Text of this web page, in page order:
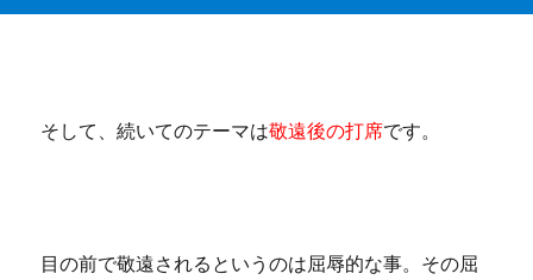
そして、続いてのテーマは敬遠後の打席です。
目の前で敬遠されるというのは屈辱的な事。その屈